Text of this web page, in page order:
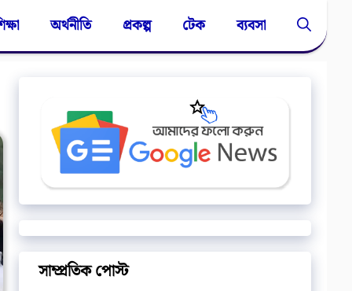
অর্থনীতি প্রকল্প টেক ব্যবসা
সাম্প্রতিক পোস্ট